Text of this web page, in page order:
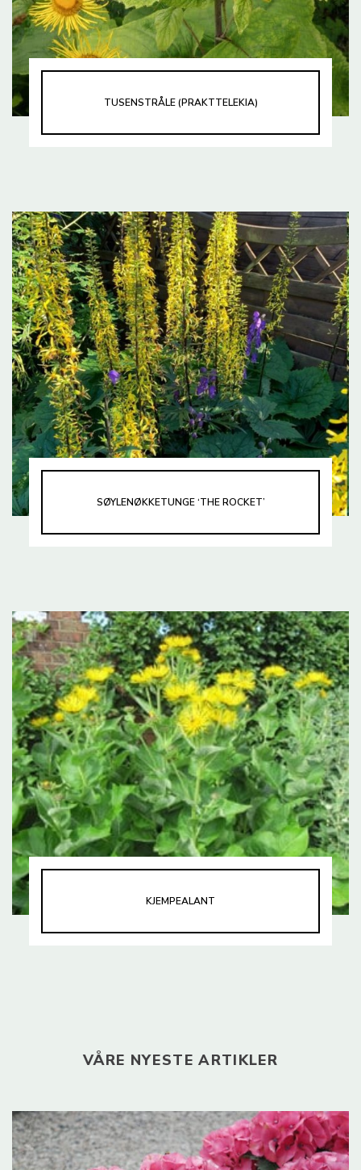
TUSENSTRÅLE (PRAKTTELEKIA)
SØYLENØKKETUNGE ‘THE ROCKET’
KJEMPEALANT
VÅRE NYESTE ARTIKLER